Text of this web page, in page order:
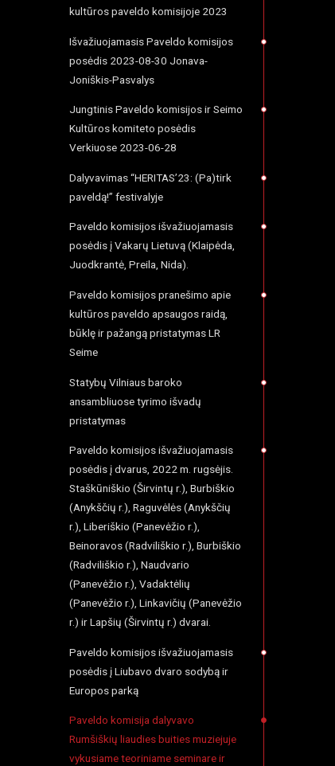
kultūros paveldo komisijoje 2023
Išvažiuojamasis Paveldo komisijos
posėdis 2023-08-30 Jonava-
Joniškis-Pasvalys
Jungtinis Paveldo komisijos ir Seimo
Kultūros komiteto posėdis
Verkiuose 2023-06-28
Dalyvavimas “HERITAS’23: (Pa)tirk
paveldą!” festivalyje
Paveldo komisijos išvažiuojamasis
posėdis į Vakarų Lietuvą (Klaipėda,
Juodkrantė, Preila, Nida).
Paveldo komisijos pranešimo apie
kultūros paveldo apsaugos raidą,
būklę ir pažangą pristatymas LR
Seime
Statybų Vilniaus baroko
ansambliuose tyrimo išvadų
pristatymas
Paveldo komisijos išvažiuojamasis
posėdis į dvarus, 2022 m. rugsėjis.
Staškūniškio (Širvintų r.), Burbiškio
(Anykščių r.), Raguvėlės (Anykščių
r.), Liberiškio (Panevėžio r.),
Beinoravos (Radviliškio r.), Burbiškio
(Radviliškio r.), Naudvario
(Panevėžio r.), Vadaktėlių
(Panevėžio r.), Linkavičių (Panevėžio
r.) ir Lapšių (Širvintų r.) dvarai.
Paveldo komisijos išvažiuojamasis
posėdis į Liubavo dvaro sodybą ir
Europos parką
Paveldo komisija dalyvavo
Rumšiškių liaudies buities muziejuje
vykusiame teoriniame seminare ir